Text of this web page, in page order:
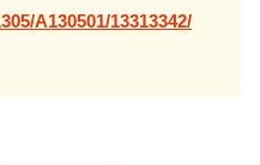
A130501/13313342/